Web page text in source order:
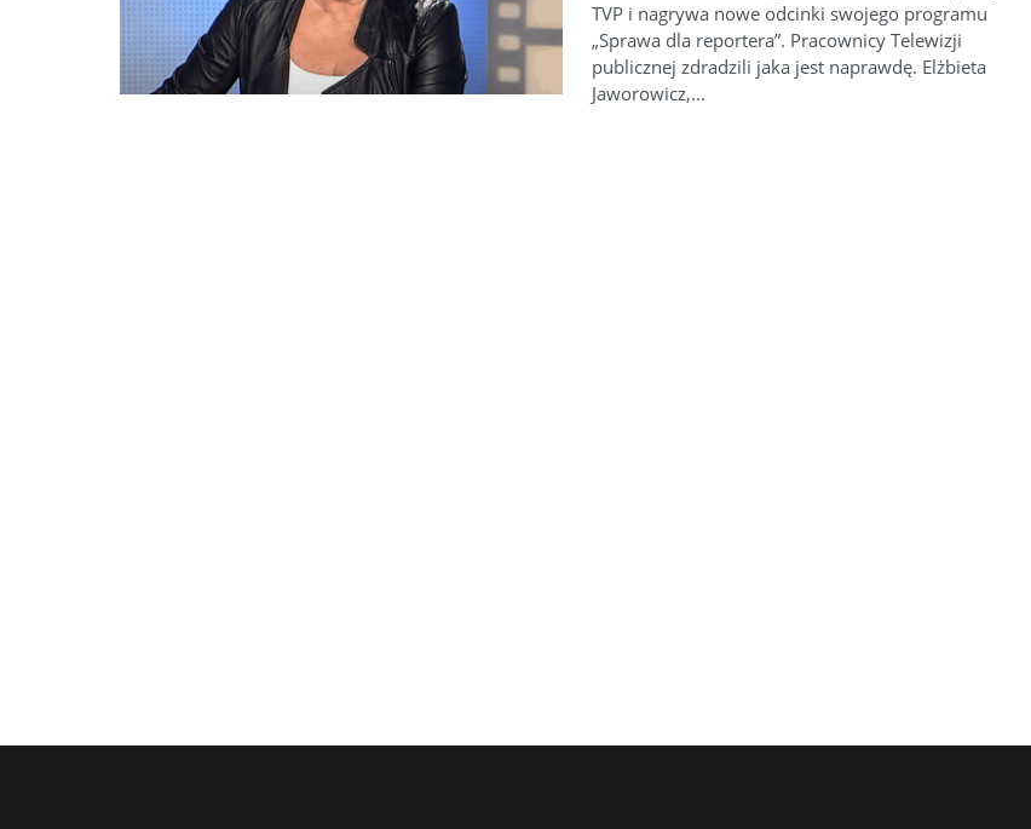
TVP i nagrywa nowe odcinki swojego programu
„Sprawa dla reportera”. Pracownicy Telewizji
publicznej zdradzili jaka jest naprawdę. Elżbieta
Jaworowicz,...